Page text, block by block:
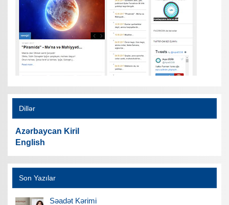
Dillər
Azərbaycan Kiril
English
Son Yazılar
Səadət Kərimi